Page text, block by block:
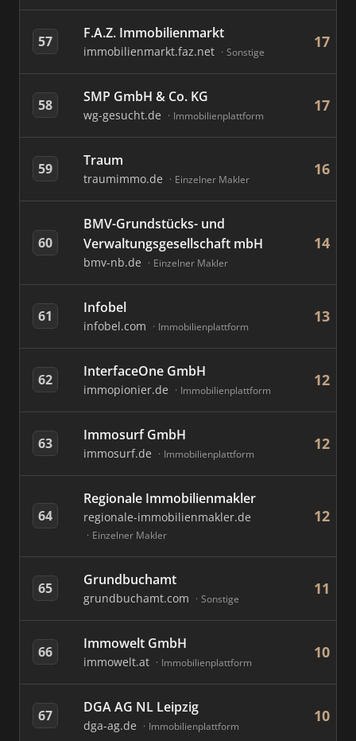
57 F.A.Z. Immobilienmarkt
immobilienmarkt.faz.net Sonstige
17
58 SMP GmbH & Co. KG
wg-gesucht.de Immobilienplattform
17
59 Traum
traumimmo.de Einzelner Makler
16
60
BMV-Grundstücks- und
Verwaltungsgesellschaft mbH
bmv-nb.de Einzelner Makler
14
61 Infobel
infobel.com Immobilienplattform
13
62 InterfaceOne GmbH
immopionier.de Immobilienplattform
12
63 Immosurf GmbH
immosurf.de Immobilienplattform
12
64
Regionale Immobilienmakler
regionale-immobilienmakler.de
Einzelner Makler
12
65 Grundbuchamt
grundbuchamt.com Sonstige
11
66 Immowelt GmbH
immowelt.at Immobilienplattform
10
67 DGA AG NL Leipzig
dga-ag.de Immobilienplattform
10